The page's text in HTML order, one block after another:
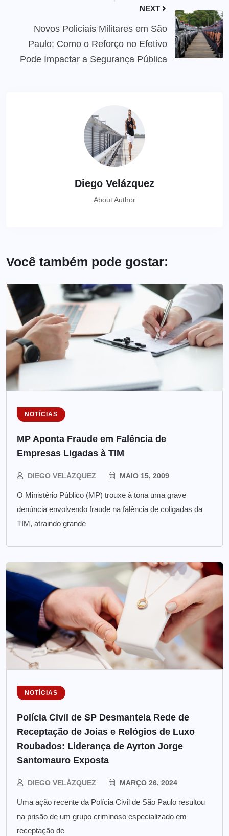
NEXT
Novos Policiais Militares em São
Paulo: Como o Reforço no Efetivo
Pode Impactar a Segurança Pública
Diego Velázquez
About Author
Você também pode gostar:
NOTÍCIAS
MP Aponta Fraude em Falência de
Empresas Ligadas à TIM
DIEGO VELÁZQUEZ MAIO 15, 2009
O Ministério Público (MP) trouxe à tona uma grave
denúncia envolvendo fraude na falência de coligadas da
TIM, atraindo grande
NOTÍCIAS
Polícia Civil de SP Desmantela Rede de
Receptação de Joias e Relógios de Luxo
Roubados: Liderança de Ayrton Jorge
Santomauro Exposta
DIEGO VELÁZQUEZ MARÇO 26, 2024
Uma ação recente da Polícia Civil de São Paulo resultou
na prisão de um grupo criminoso especializado em
receptação de